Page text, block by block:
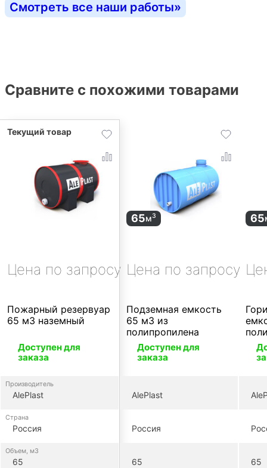
Смотреть все наши работы»
Сравните с похожими товарами
Пожарный резервуар
65 м3 наземный
Доступен для
заказа
Цена по запросу
Производитель
AlePlast
Страна
Россия
Объем, м3
65
Подземная емкость
65 м3 из
полипропилена
65м3
Доступен для
заказа
Цена по запросу
AlePlast
Россия
65
65
65